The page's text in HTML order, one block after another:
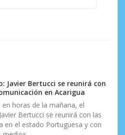
Javier Bertucci se reunirá con
en Acarigua
horas de la mañana, el
Bertucci se reunirá con las
en el estado Portuguesa y con